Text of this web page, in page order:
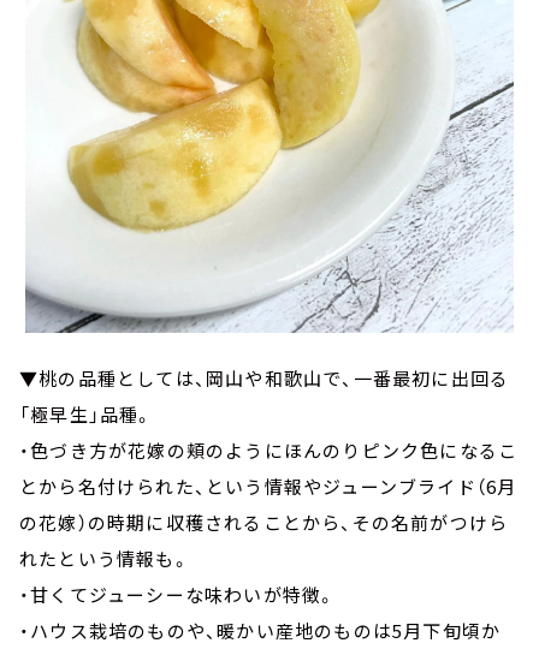
▼桃の品種としては、岡山や和歌山で、一番最初に出回る
「極早生」品種。
・色づき方が花嫁の頬のようにほんのりピンク色になるこ
とから名付けられた、という情報やジューンブライド（6月
の花嫁）の時期に収穫されることから、その名前がつけら
れたという情報も。
・甘くてジューシーな味わいが特徴。
・ハウス栽培のものや、暖かい産地のものは5月下旬頃か